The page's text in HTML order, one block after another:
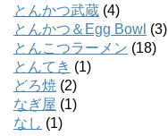
とんかつ武蔵 (4)
とんかつ＆Egg Bowl (3)
とんこつラーメン (18)
とんてき (1)
どろ焼 (2)
なぎ屋 (1)
なし (1)